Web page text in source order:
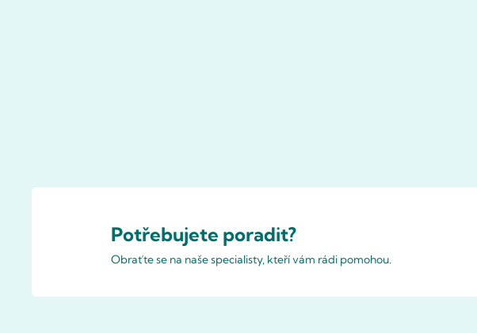
Potřebujete poradit?
Obraťte se na naše specialisty, kteří vám rádi pomohou.